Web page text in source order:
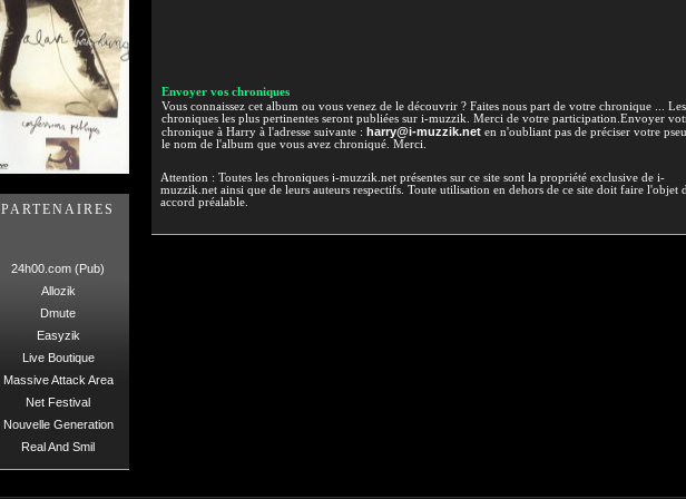
PARTENAIRES
24h00.com (Pub)
Allozik
Dmute
Easyzik
Live Boutique
Massive Attack Area
Net Festival
Nouvelle Generation
Real And Smil
Envoyer vos chroniques
Vous connaissez cet album ou vous venez de le découvrir ? Faites nous part de votre chronique ... Les
chroniques les plus pertinentes seront publiées sur i-muzzik. Merci de votre participation.Envoyer
chronique à Harry à l'adresse suivante : harry@i-muzzik.neten n'oubliant pas de préciser votre
le nom de l'album que vous avez chroniqué. Merci.
Attention : Toutes les chroniques i-muzzik.net présentes sur ce site sont la propriété exclusive de i-
muzzik.net ainsi que de leurs auteurs respectifs. Toute utilisation en dehors de ce site doit faire l'objet
accord préalable.